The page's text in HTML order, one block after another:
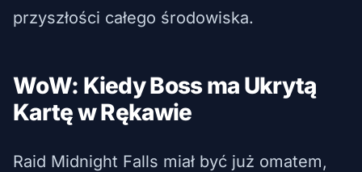
przyszłości całego środowiska.
WoW: Kiedy Boss ma Ukrytą
Kartę w Rękawie
Raid Midnight Falls miał być już omatem,